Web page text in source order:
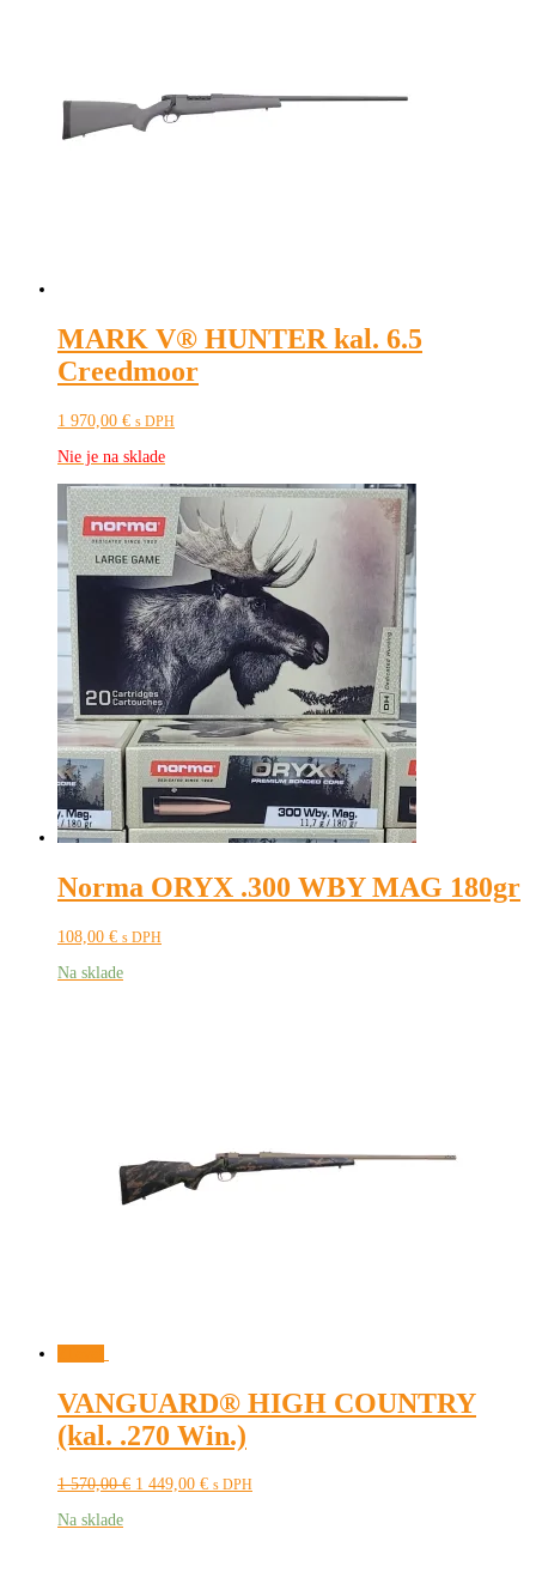
MARK V® HUNTER kal. 6.5
Creedmoor
1 970,00 € s DPH
Nie je na sklade
Norma ORYX .300 WBY MAG 180gr
108,00 € s DPH
Na sklade
VANGUARD® HIGH COUNTRY
(kal. .270 Win.)
1 570,00€ Pôvodná
1 449,00 €Aktuálna
s DPH
Na sklade